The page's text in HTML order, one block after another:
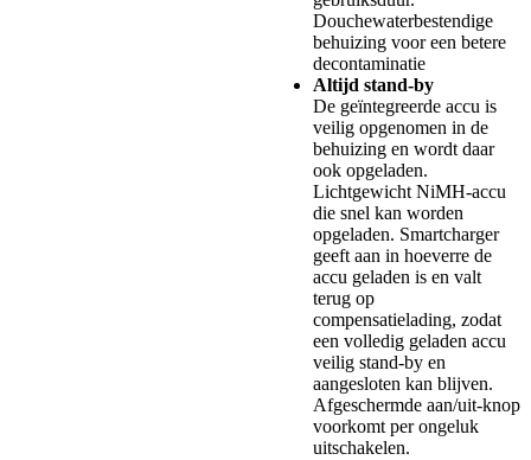
Douchewaterbestendige
behuizing voor een betere
decontaminatie
Altijd stand-by
De geïntegreerde accu is
veilig opgenomen in de
behuizing en wordt daar
ook opgeladen.
Lichtgewicht NiMH-accu
die snel kan worden
opgeladen. Smartcharger
geeft aan in hoeverre de
accu geladen is en valt
terug op
compensatielading, zodat
een volledig geladen accu
veilig stand-by en
aangesloten kan blijven.
Afgeschermde aan/uit-knop
voorkomt per ongeluk
uitschakelen.